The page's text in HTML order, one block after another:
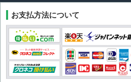
お支払方法について